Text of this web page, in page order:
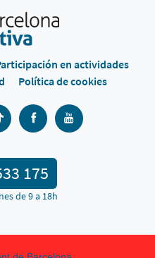
en actividades
Política de cookies
175
de 9 a 18h